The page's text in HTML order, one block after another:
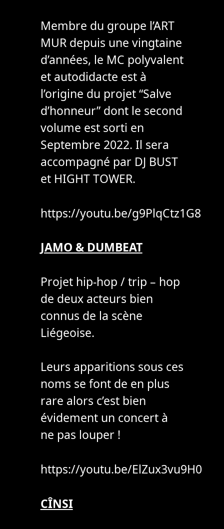
Membre du groupe l’ART
MUR depuis une vingtaine
d’années, le MC polyvalent
et autodidacte est à
l’origine du projet “Salve
d’honneur” dont le second
volume est sorti en
Septembre 2022. Il sera
accompagné par DJ BUST
et HIGHT TOWER.
https://youtu.be/g9PlqCtz1G8
JAMO & DUMBEAT
Projet hip-hop / trip – hop
de deux acteurs bien
connus de la scène
Liégeoise.
Leurs apparitions sous ces
noms se font de en plus
rare alors c’est bien
évidement un concert à
ne pas louper !
https://youtu.be/ElZux3vu9H0
CÎNSI